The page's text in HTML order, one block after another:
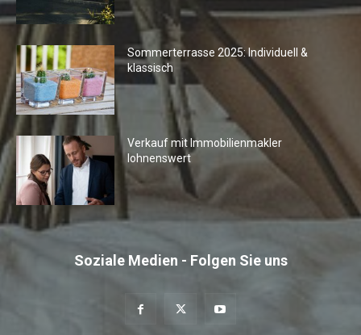
Sommerterrasse 2025: Individuell &
klassisch
Verkauf mit Immobilienmakler
lohnenswert
Soziale Medien - Folgen Sie uns